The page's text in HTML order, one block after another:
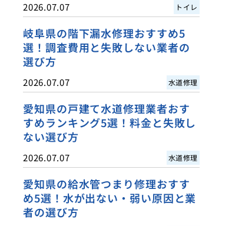
2026.07.07 トイレ
岐阜県の階下漏水修理おすすめ5
選！調査費用と失敗しない業者の
選び方
2026.07.07 水道修理
愛知県の戸建て水道修理業者おす
すめランキング5選！料金と失敗し
ない選び方
2026.07.07 水道修理
愛知県の給水管つまり修理おすす
め5選！水が出ない・弱い原因と業
者の選び方